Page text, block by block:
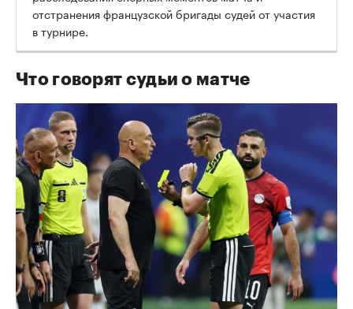
отстранения французской бригады судей от участия
в турнире.
Что говорят судьи о матче